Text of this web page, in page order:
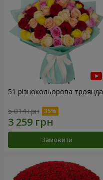
51 різнокольорова троянда
5 014 грн
Замовити